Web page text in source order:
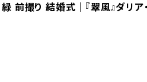
前撮り 結婚式｜『翠風』ダリア